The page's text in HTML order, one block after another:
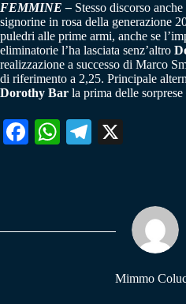
FEMMINE – Stesso discorso
signorine in rosa della generazione
puledri alle prime armi, anche se
eliminatorie l’ha lasciata senz’altro
realizzazione a successo di Marco
di riferimento a 2,25. Principale
Dorothy Bar la prima delle sorprese
Fa W
pp
Te
m
Mimmo